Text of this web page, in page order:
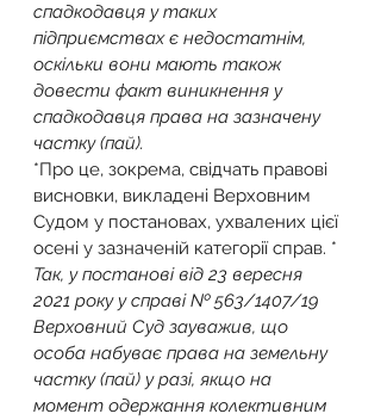
спадкодавця у таких
підприємствах є недостатнім,
оскільки вони мають також
довести факт виникнення у
спадкодавця права на зазначену
частку (пай).
*Про це, зокрема, свідчать правові
висновки, викладені Верховним
Судом у постановах, ухвалених цієї
осені у зазначеній категорії справ. *
Так, у постанові від 23 вересня
2021 року у справі № 563/1407/19
Верховний Суд зауважив, що
особа набуває права на земельну
частку (пай) у разі, якщо на
момент одержання колективним